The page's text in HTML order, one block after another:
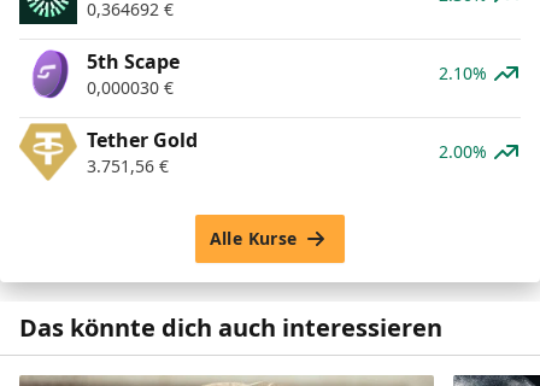
0,364692 €
5th Scape
0,000030 €
2.10%
Tether Gold
3.751,56 €
2.00%
Alle Kurse
Das könnte dich auch interessieren